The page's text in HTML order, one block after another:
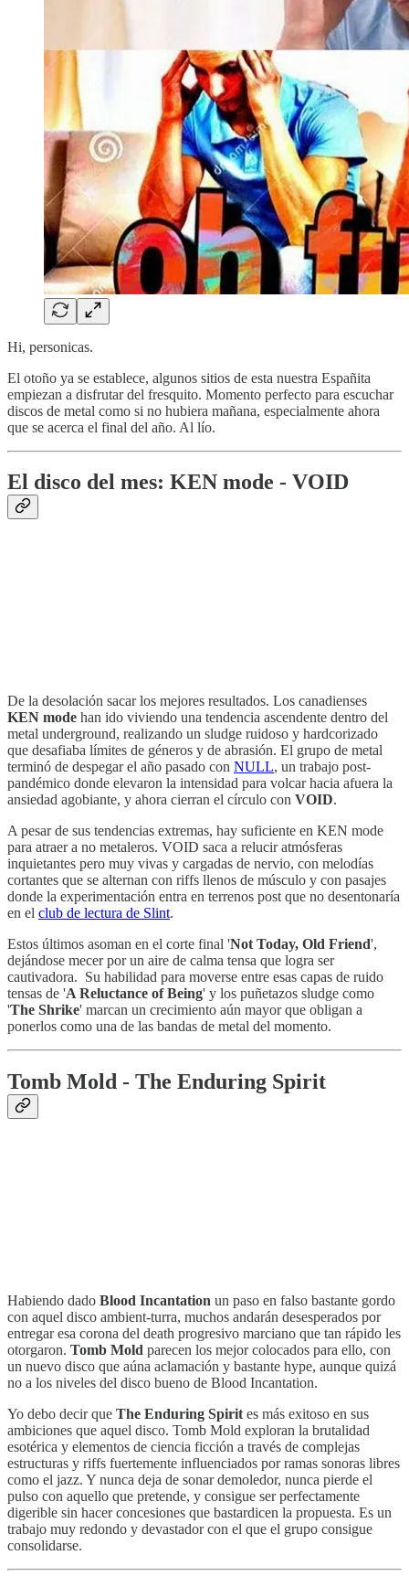
Hi, personicas.
El otoño ya se establece, algunos sitios de esta nuestra Españita
empiezan a disfrutar del fresquito. Momento perfecto para escuchar
discos de metal como si no hubiera mañana, especialmente ahora
que se acerca el final del año. Al lío.
El disco del mes: KEN mode - VOID
De la desolación sacar los mejores resultados. Los canadienses
KEN mode han ido viviendo una tendencia ascendente dentro del
metal underground, realizando un sludge ruidoso y hardcorizado
que desafiaba límites de géneros y de abrasión. El grupo de metal
terminó de despegar el año pasado con NULL, un trabajo post-
pandémico donde elevaron la intensidad para volcar hacia afuera la
ansiedad agobiante, y ahora cierran el círculo con VOID.
A pesar de sus tendencias extremas, hay suficiente en KEN mode
para atraer a no metaleros. VOID saca a relucir atmósferas
inquietantes pero muy vivas y cargadas de nervio, con melodías
cortantes que se alternan con riffs llenos de músculo y con pasajes
donde la experimentación entra en terrenos post que no desentonaría
en el club de lectura de Slint.
Estos últimos asoman en el corte final 'Not Today, Old Friend',
dejándose mecer por un aire de calma tensa que logra ser
cautivadora. Su habilidad para moverse entre esas capas de ruido
tensas de 'A Reluctance of Being' y los puñetazos sludge como
'The Shrike' marcan un crecimiento aún mayor que obligan a
ponerlos como una de las bandas de metal del momento.
Tomb Mold - The Enduring Spirit
Habiendo dado Blood Incantation un paso en falso bastante gordo
con aquel disco ambient-turra, muchos andarán desesperados por
entregar esa corona del death progresivo marciano que tan rápido les
otorgaron. Tomb Mold parecen los mejor colocados para ello, con
un nuevo disco que aúna aclamación y bastante hype, aunque quizá
no a los niveles del disco bueno de Blood Incantation.
Yo debo decir que The Enduring Spirit es más exitoso en sus
ambiciones que aquel disco. Tomb Mold exploran la brutalidad
esotérica y elementos de ciencia ficción a través de complejas
estructuras y riffs fuertemente influenciados por ramas sonoras libres
como el jazz. Y nunca deja de sonar demoledor, nunca pierde el
pulso con aquello que pretende, y consigue ser perfectamente
digerible sin hacer concesiones que bastardicen la propuesta. Es un
trabajo muy redondo y devastador con el que el grupo consigue
consolidarse.